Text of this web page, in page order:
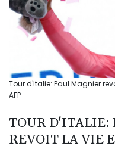
Tour d'Italie: Paul Magnier
AFP
TOUR D'ITALIE:
REVOIT LA VIE